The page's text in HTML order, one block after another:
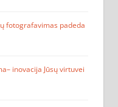
fotografavimas padeda
inovacija Jūsų virtuvei